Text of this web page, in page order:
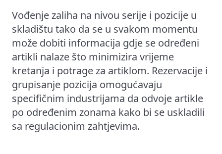
Vođenje zaliha na nivou serije i pozicije u
skladištu tako da se u svakom momentu
može dobiti informacija gdje se određeni
artikli nalaze što minimizira vrijeme
kretanja i potrage za artiklom. Rezervacije i
grupisanje pozicija omogućavaju
specifičnim industrijama da odvoje artikle
po određenim zonama kako bi se uskladili
sa regulacionim zahtjevima.